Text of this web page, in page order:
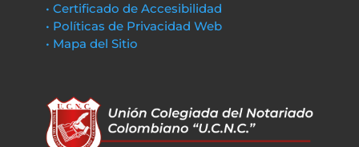
• Certificado de Accesibilidad
• Políticas de Privacidad Web
• Mapa del Sitio